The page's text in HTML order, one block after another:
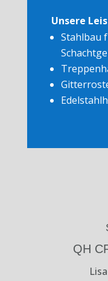
Unsere
Stahlbau
QH